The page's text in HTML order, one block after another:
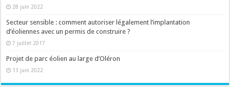
28 juin 2022
Secteur sensible : comment autoriser légalement l’implantation
d’éoliennes avec un permis de construire ?
7 juillet 2017
Projet de parc éolien au large d’Oléron
13 juin 2022